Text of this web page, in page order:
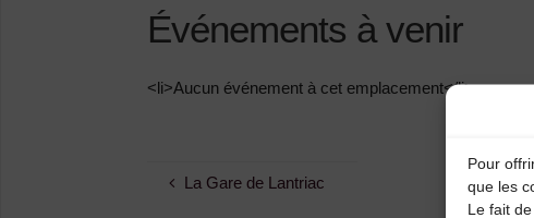
Pour
que les
Le fait
Événements à venir
<li>Aucun événement à cet emplacement</li>
La Gare de Lantriac